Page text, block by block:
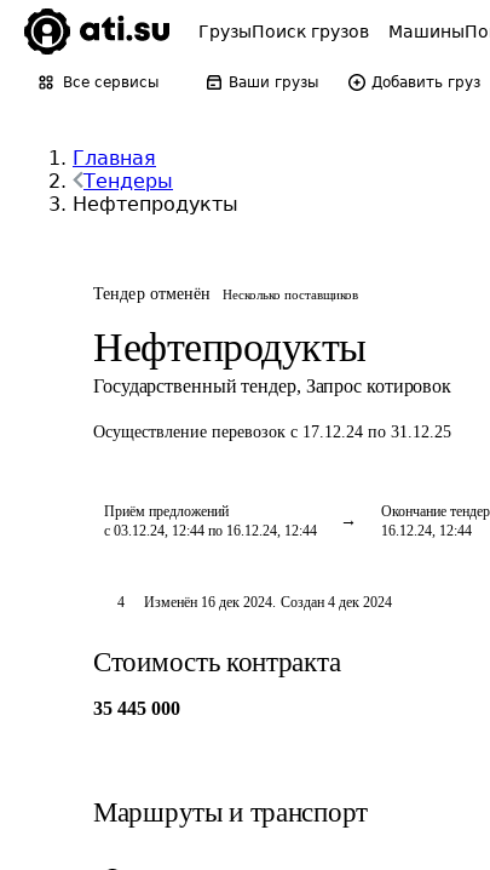
ГрузыПоиск грузов Машины
Все сервисы Ваши грузы Добавить груз
Главная
Тендеры
Нефтепродукты
Тендер отменён Несколько поставщиков
Нефтепродукты
Государственный тендер, Запрос котировок
Осуществление перевозок с 17.12.24 по 31.12.25
Приём предложений
с 03.12.24, 12:44 по 16.12.24, 12:44
Окончание
16.12.24, 12:44
4 Изменён 16 дек 2024. Создан 4 дек 2024
Стоимость контракта
35 445 000
Маршруты и транспорт